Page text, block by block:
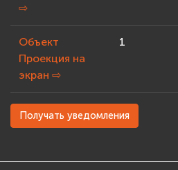
⇨
Объект
Проекция на
экран ⇨
1
Получать уведомления